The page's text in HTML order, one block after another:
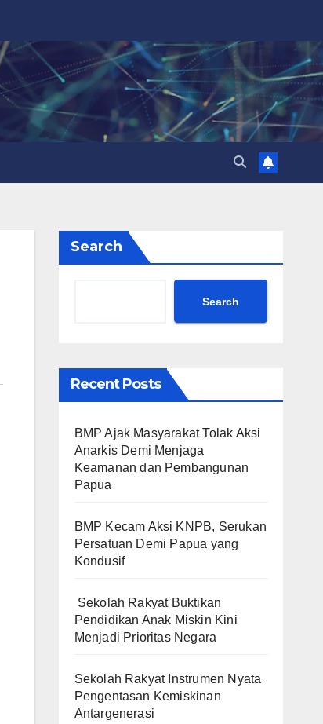
Search
Search
Recent Posts
BMP Ajak Masyarakat Tolak Aksi
Anarkis Demi Menjaga
Keamanan dan Pembangunan
Papua
BMP Kecam Aksi KNPB, Serukan
Persatuan Demi Papua yang
Kondusif
Sekolah Rakyat Buktikan
Pendidikan Anak Miskin Kini
Menjadi Prioritas Negara
Sekolah Rakyat Instrumen Nyata
Pengentasan Kemiskinan
Antargenerasi